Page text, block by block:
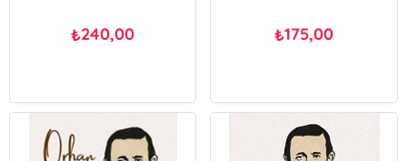
₺240,00 ₺175,00